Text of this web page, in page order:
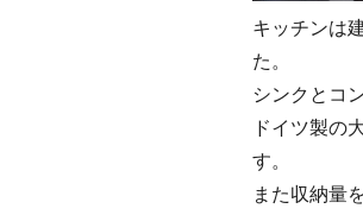
キッチンは
た。
シンクとコ
ドイツ製の
す。
また収納量